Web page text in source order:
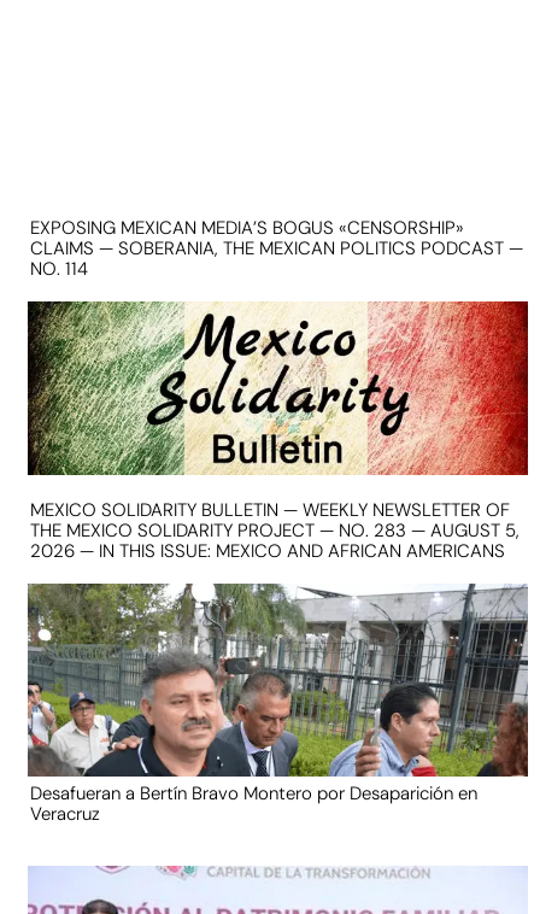
EXPOSING MEXICAN MEDIA’S BOGUS «CENSORSHIP»
CLAIMS — SOBERANIA, THE MEXICAN POLITICS PODCAST —
NO. 114
MEXICO SOLIDARITY BULLETIN — WEEKLY NEWSLETTER OF
THE MEXICO SOLIDARITY PROJECT — NO. 283 — AUGUST 5,
2026 — IN THIS ISSUE: MEXICO AND AFRICAN AMERICANS
Desafueran a Bertín Bravo Montero por Desaparición en
Veracruz